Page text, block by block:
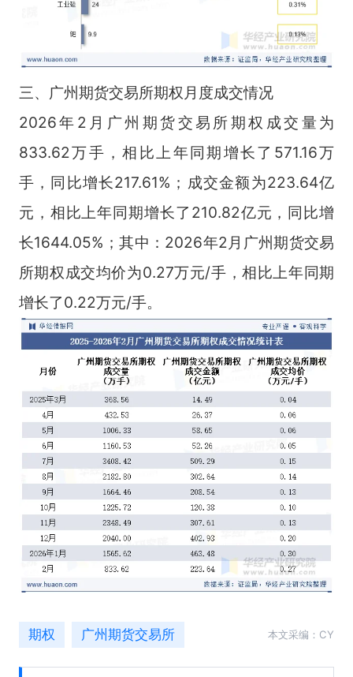
三、广州期货交易所期权月度成交情况
2026年2月广州期货交易所期权成交量为
833.62万手，相比上年同期增长了571.16万
手，同比增长217.61%；成交金额为223.64亿
元，相比上年同期增长了210.82亿元，同比增
长1644.05%；其中：2026年2月广州期货交易
所期权成交均价为0.27万元/手，相比上年同期
增长了0.22万元/手。
期权 广州期货交易所 本文采编：CY